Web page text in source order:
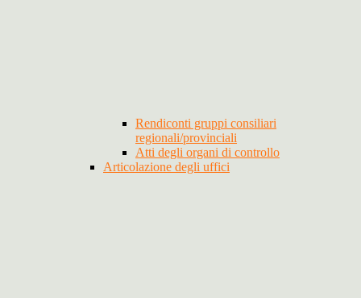
Rendiconti gruppi consiliari
regionali/provinciali
Atti degli organi di controllo
Articolazione degli uffici